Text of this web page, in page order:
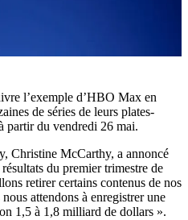
l’exemple d’HBO Max en
de séries de leurs plates-
partir du vendredi 26 mai.
Christine McCarthy, a annoncé
du premier trimestre de
retirer certains contenus de nos
attendons à enregistrer une
1,5 à 1,8 milliard de dollars ».